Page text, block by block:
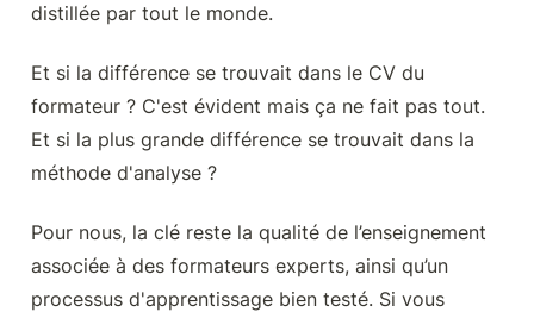
distillée par tout le monde.
Et si la différence se trouvait dans le CV du
formateur ? C'est évident mais ça ne fait pas tout.
Et si la plus grande différence se trouvait dans la
méthode d'analyse ?
Pour nous, la clé reste la qualité de l’enseignement
associée à des formateurs experts, ainsi qu’un
processus d'apprentissage bien testé. Si vous